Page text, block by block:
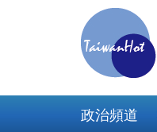
政治頻道